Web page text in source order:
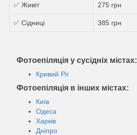
✅ Живіт 275 грн
✅ Сідниці 385 грн
Фотоепіляція у сусідніх містах:
Кривий Ріг
Фотоепіляція в інших містах:
Київ
Одеса
Харків
Дніпро